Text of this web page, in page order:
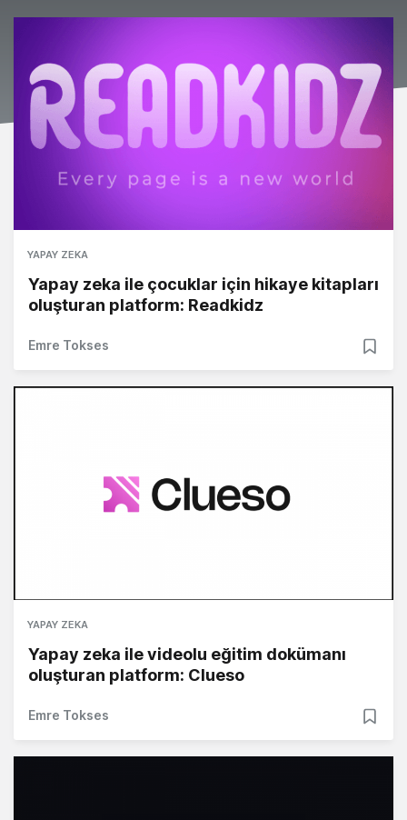
YAPAY ZEKA
Yapay zeka ile çocuklar için hikaye kitapları
oluşturan platform: Readkidz
Emre Tokses
YAPAY ZEKA
Yapay zeka ile videolu eğitim dokümanı
oluşturan platform: Clueso
Emre Tokses